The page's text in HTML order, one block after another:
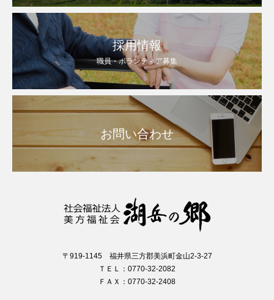
採用情報
職員・ボランティア募集
お問い合わせ
〒919-1145 福井県三方郡美浜町金山2-3-27
ＴＥＬ：0770-32-2082
ＦＡＸ：0770-32-2408